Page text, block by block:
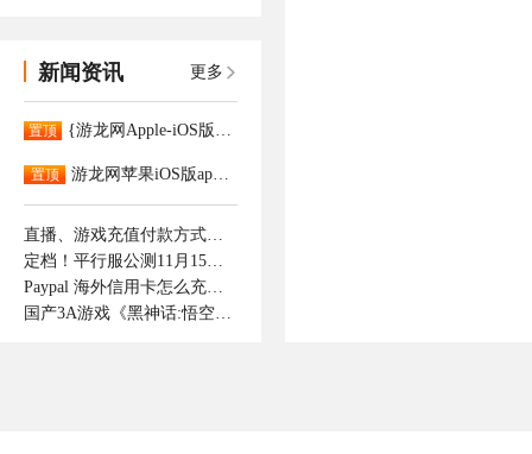
新闻资讯 更多
置顶 {游龙网Apple-iOS版App已正式上架。APP充值更大优惠！！！！
置顶 游龙网苹果iOS版app下载
直播、游戏充值付款方式支持那些呢！如何付款成功。
定档！平行服公测11月15日开启，逆转时光重逢最初的江湖！
Paypal 海外信用卡怎么充值抖音钻石
国产3A游戏《黑神话:悟空》正式上线